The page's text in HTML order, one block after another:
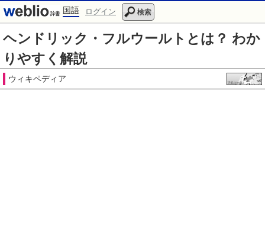
国語 ログイン 検索
ヘンドリック・フルウールトとは？ わか
りやすく解説
ウィキペディア